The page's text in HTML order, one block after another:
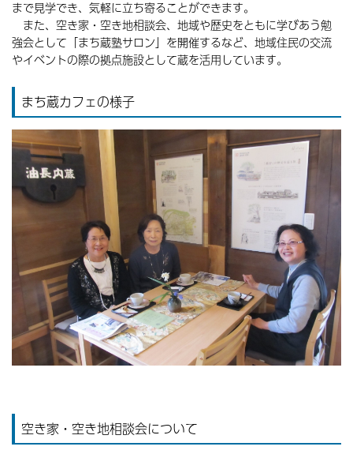
まで見学でき、気軽に立ち寄ることができます。
また、空き家・空き地相談会、地域や歴史をともに学びあう勉
強会として「まち蔵塾サロン」を開催するなど、地域住民の交流
やイベントの際の拠点施設として蔵を活用しています。
まち蔵カフェの様子
空き家・空き地相談会について